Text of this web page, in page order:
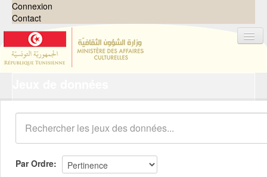
Connexion
Contact
Organisations
Groupes
Demandes 0
À propos
Par Ordre